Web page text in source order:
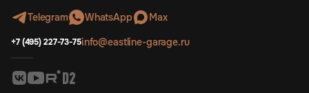
Telegram WhatsApp Max
+7 (495) 227-73-75info@eastline-garage.ru